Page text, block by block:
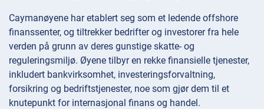
Caymanøyene har etablert seg som et ledende offshore
finanssenter, og tiltrekker bedrifter og investorer fra hele
verden på grunn av deres gunstige skatte- og
reguleringsmiljø. Øyene tilbyr en rekke finansielle tjenester,
inkludert bankvirksomhet, investeringsforvaltning,
forsikring og bedriftstjenester, noe som gjør dem til et
knutepunkt for internasjonal finans og handel.